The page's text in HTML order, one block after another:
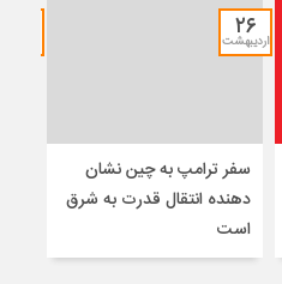
۲۶
اردیبهشت
سفر ترامپ به چین نشان
دهنده انتقال قدرت به شرق
است